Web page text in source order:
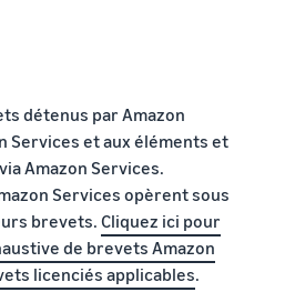
détenus par Amazon
Services et aux éléments et
Amazon Services.
Services opèrent sous
brevets.Cliquez ici pour
de brevets Amazon
licenciés applicables.